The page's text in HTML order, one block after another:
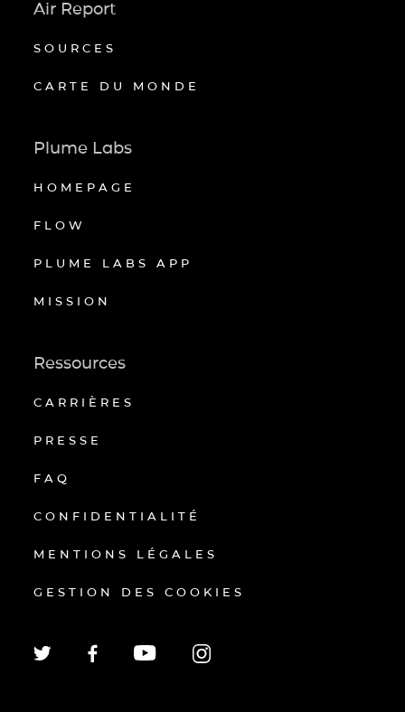
Air Report
SOURCES
CARTE DU MONDE
Plume Labs
HOMEPAGE
FLOW
PLUME LABS APP
MISSION
Ressources
CARRIÈRES
PRESSE
FAQ
CONFIDENTIALITÉ
MENTIONS LÉGALES
GESTION DES COOKIES